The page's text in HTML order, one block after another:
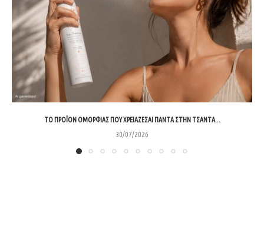
ΤΟ ΠΡΟΪΌΝ ΟΜΟΡΦΙΆΣ ΠΟΥ ΧΡΕΙΆΖΕΣΑΙ ΠΆΝΤΑ ΣΤΗΝ ΤΣΆΝΤΑ...
30/07/2026